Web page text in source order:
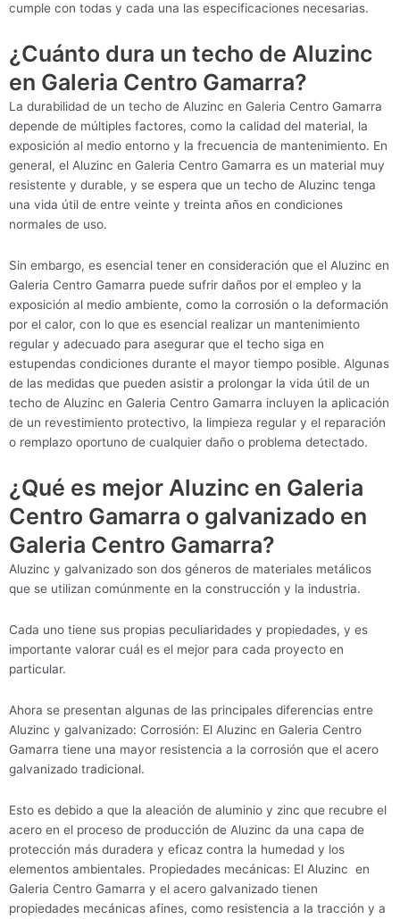
cumple con todas y cada una las especificaciones necesarias.
¿Cuánto dura un techo de Aluzinc
en Galeria Centro Gamarra?
La durabilidad de un techo de Aluzinc en Galeria Centro Gamarra
depende de múltiples factores, como la calidad del material, la
exposición al medio entorno y la frecuencia de mantenimiento. En
general, el Aluzinc en Galeria Centro Gamarra es un material muy
resistente y durable, y se espera que un techo de Aluzinc tenga
una vida útil de entre veinte y treinta años en condiciones
normales de uso.
Sin embargo, es esencial tener en consideración que el Aluzinc en
Galeria Centro Gamarra puede sufrir daños por el empleo y la
exposición al medio ambiente, como la corrosión o la deformación
por el calor, con lo que es esencial realizar un mantenimiento
regular y adecuado para asegurar que el techo siga en
estupendas condiciones durante el mayor tiempo posible. Algunas
de las medidas que pueden asistir a prolongar la vida útil de un
techo de Aluzinc en Galeria Centro Gamarra incluyen la aplicación
de un revestimiento protectivo, la limpieza regular y el reparación
o remplazo oportuno de cualquier daño o problema detectado.
¿Qué es mejor Aluzinc en Galeria
Centro Gamarra o galvanizado en
Galeria Centro Gamarra?
Aluzinc y galvanizado son dos géneros de materiales metálicos
que se utilizan comúnmente en la construcción y la industria.
Cada uno tiene sus propias peculiaridades y propiedades, y es
importante valorar cuál es el mejor para cada proyecto en
particular.
Ahora se presentan algunas de las principales diferencias entre
Aluzinc y galvanizado: Corrosión: El Aluzinc en Galeria Centro
Gamarra tiene una mayor resistencia a la corrosión que el acero
galvanizado tradicional.
Esto es debido a que la aleación de aluminio y zinc que recubre el
acero en el proceso de producción de Aluzinc da una capa de
protección más duradera y eficaz contra la humedad y los
elementos ambientales. Propiedades mecánicas: El Aluzinc en
Galeria Centro Gamarra y el acero galvanizado tienen
propiedades mecánicas afines, como resistencia a la tracción y a